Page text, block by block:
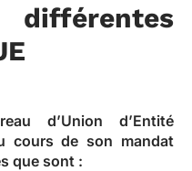
d’Union d’Entité
cours de son mandat
que sont :